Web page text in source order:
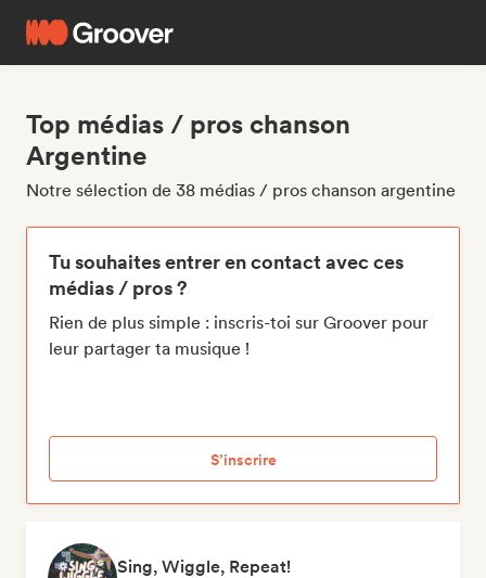
Top médias / pros chanson
Argentine
Notre sélection de 38 médias / pros chanson argentine
Tu souhaites entrer en contact avec ces
médias / pros ?
Rien de plus simple : inscris-toi sur Groover pour
leur partager ta musique !
S’inscrire
Sing, Wiggle, Repeat!